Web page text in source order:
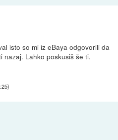
isto so mi iz eBaya odgovorili da
nazaj. Lahko poskusiš še ti.
)